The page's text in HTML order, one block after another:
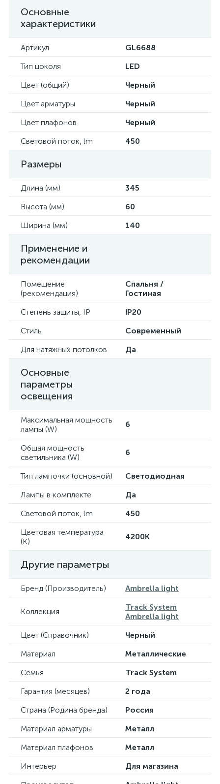
Основные
характеристики
Артикул
GL6688
Тип цоколя
LED
Цвет (общий)
Черный
Цвет арматуры
Черный
Цвет плафонов
Черный
Световой поток, lm
450
Размеры
Длина (мм)
345
Высота (мм)
60
Ширина (мм)
140
Применение и
рекомендации
Помещение
(рекомендация)
Спальня /
Гостиная
Степень защиты, IP
IP20
Стиль
Современный
Для натяжных потолков
Да
Основные
параметры
освещения
Максимальная мощность
лампы (W)
6
Общая мощность
светильника (W)
6
Тип лампочки (основной)
Светодиодная
Лампы в комплекте
Да
Световой поток, lm
450
Цветовая температура
(К)
4200K
Другие параметры
Бренд (Производитель) Ambrella light
Коллекция
Track System
Ambrella light
Цвет (Справочник)
Черный
Материал
Металлические
Семья
Track System
Гарантия (месяцев)
2 года
Страна (Родина бренда)
Россия
Материал арматуры
Металл
Материал плафонов
Металл
Интерьер
Для магазина